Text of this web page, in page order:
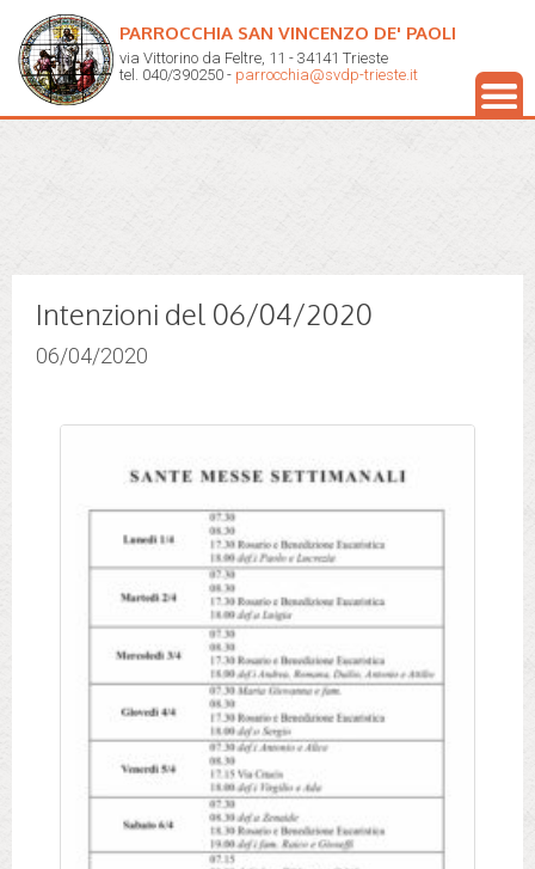
PARROCCHIA SAN VINCENZO DE' PAOLI
via Vittorino da Feltre, 11 - 34141 Trieste
tel. 040/390250 - parrocchia@svdp-trieste.it
Intenzioni del 06/04/2020
06/04/2020